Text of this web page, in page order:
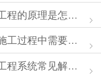
理是怎么样的？
需要注意哪些问题
解决方案有哪些？